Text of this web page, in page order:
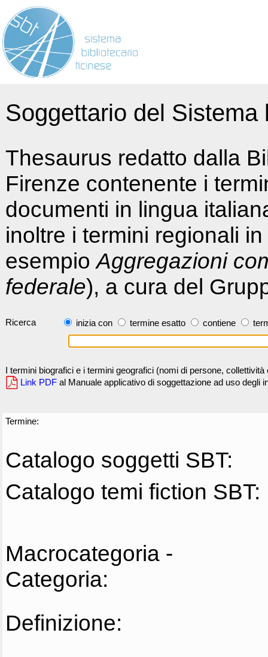
Soggettario del
Thesaurus redatto dalla
Firenze contenente i
documenti in lingua
inoltre i termini regionali
esempioAggregazioni
federale), a cura del
Ricerca inizia con termine esatto contiene
I termini biografici e i termini geografici (nomi di persone,
Link PDF al Manuale applicativo di soggettazione ad uso degli
Termine:
Catalogo soggetti SBT:
Catalogo temi fiction SBT:
Macrocategoria -
Categoria:
Definizione: